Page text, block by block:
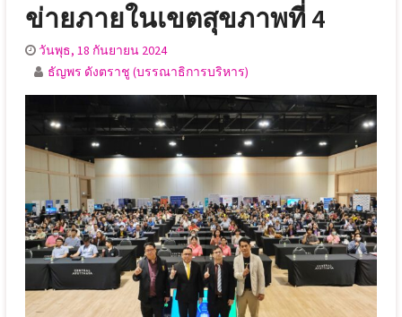
ข่ายภายในเขตสุขภาพที่ 4
วันพุธ, 18 กันยายน 2024
ธัญพร ดังตราชู (บรรณาธิการบริหาร)